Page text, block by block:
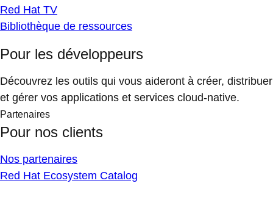
Red Hat TV
Bibliothèque de ressources
Pour les développeurs
Découvrez les outils qui vous aideront à créer, distribuer
et gérer vos applications et services cloud-native.
Partenaires
Pour nos clients
Nos partenaires
Red Hat Ecosystem Catalog